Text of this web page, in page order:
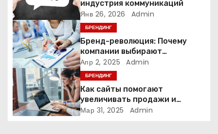
о
з
а
п
и
с
индустрия коммуникаций
Янв 26, 2026 Admin
БРЕНДИНГ
Бренд-революция: Почему
компании выбирают
адаптивные логотипы?
Апр 2, 2025 Admin
БРЕНДИНГ
Как сайты помогают
увеличивать продажи и
формировать лояльность
Мар 31, 2025 Admin